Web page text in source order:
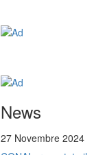
News
27 Novembre 2024